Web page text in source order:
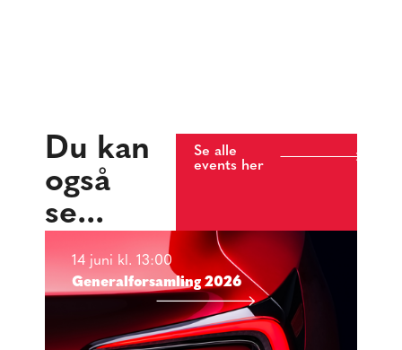
Du kan
også
se...
Se alle
events her
14 juni kl. 13:00
Generalforsamling 2026